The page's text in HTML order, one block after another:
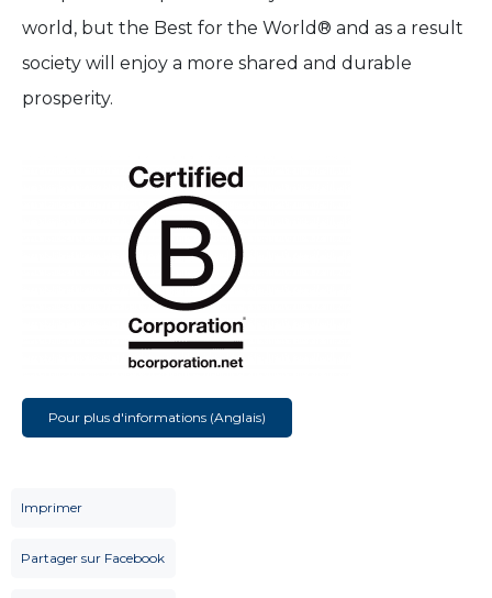
world, but the Best for the World® and as a result
society will enjoy a more shared and durable
prosperity.
Pour plus d'informations (Anglais)
Imprimer
Partager sur Facebook